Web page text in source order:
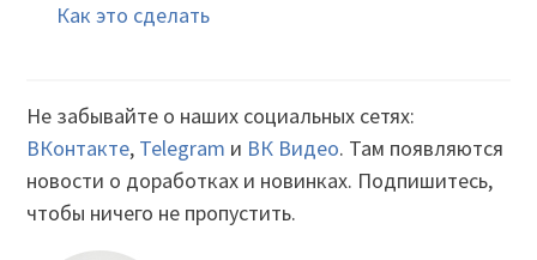
Как это сделать
Не забывайте о наших социальных сетях:
ВКонтакте, Telegram и ВК Видео. Там появляются
новости о доработках и новинках. Подпишитесь,
чтобы ничего не пропустить.